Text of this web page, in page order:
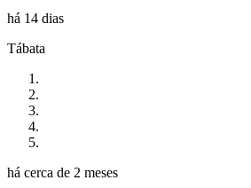
há 14 dias
Tábata
há cerca de 2 meses